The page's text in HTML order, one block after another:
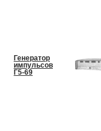
Генератор
импульсов
Г5-69